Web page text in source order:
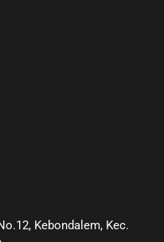
Kebondalem, Kec.